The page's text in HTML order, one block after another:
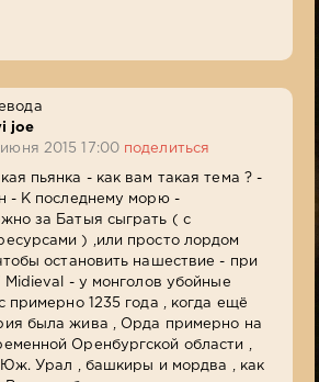
joe
июня 2015 17:00 поделиться
пьянка - как вам такая тема ? -
- К последнему морю -
за Батыя сыграть ( с
) ,или просто лордом
остановить нашествие - при
Midieval - у монголов убойные
примерно 1235 года , когда ещё
была жива , Орда примерно на
Оренбургской области ,
Юж. Урал , башкиры и мордва , как